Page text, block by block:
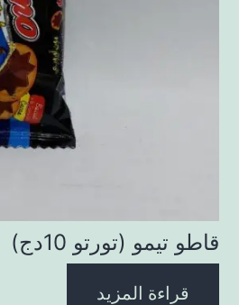
قاطو تيمو (تورتو 10دج)
قراءة المزيد